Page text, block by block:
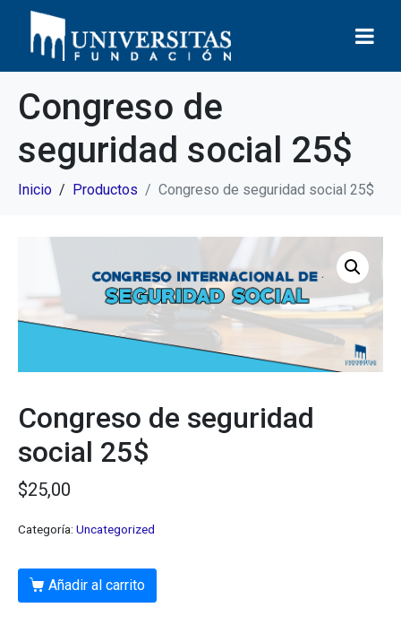
Congreso de
seguridad social 25$
Inicio Productos Congreso de seguridad social 25$
Congreso de seguridad
social 25$
$25,00
Categoría: Uncategorized
Añadir al carrito